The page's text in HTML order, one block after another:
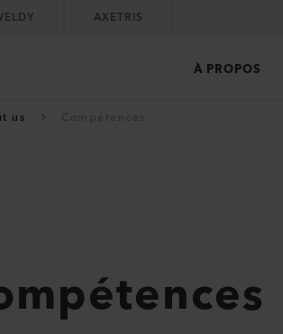
AXETRIS
À PROPOS
us